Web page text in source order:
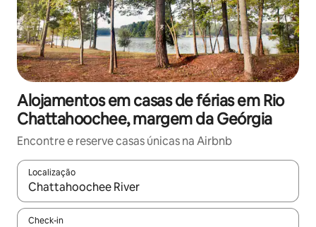
Alojamentos em casas de férias em Rio
Chattahoochee, margem da Geórgia
Encontre e reserve casas únicas na Airbnb
Localização
Quando os resultados estiverem disponíveis, navegue com
Check-in